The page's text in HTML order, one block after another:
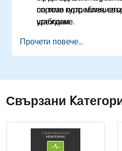
спрямо
шаблони.
по този курс, моля,
уреждане.
Прочети повече...
Свързани